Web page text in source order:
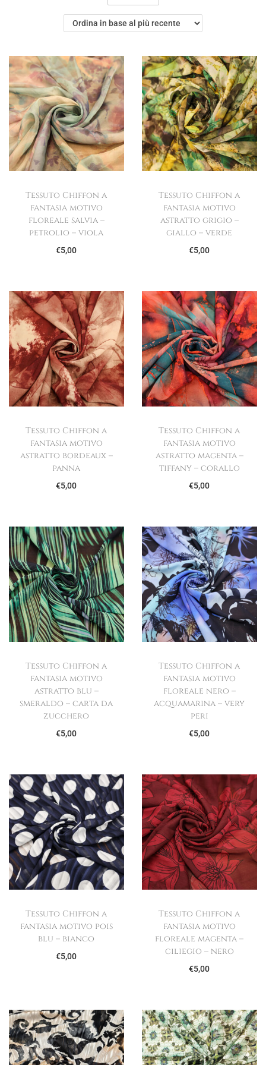
g
a
u
t
Tessuto Chiffon a
fantasia motivo
floreale salvia –
petrolio – viola
€5,00
Tessuto Chiffon a
fantasia motivo
astratto grigio –
giallo – verde
€5,00
Tessuto Chiffon a
fantasia motivo
astratto bordeaux –
panna
€5,00
Tessuto Chiffon a
fantasia motivo
astratto magenta –
tiffany – corallo
€5,00
Tessuto Chiffon a
fantasia motivo
astratto blu –
smeraldo – carta da
zucchero
€5,00
Tessuto Chiffon a
fantasia motivo
floreale nero –
acquamarina – very
peri
€5,00
Tessuto Chiffon a
fantasia motivo pois
blu – bianco
€5,00
Tessuto Chiffon a
fantasia motivo
floreale magenta –
ciliegio – nero
€5,00